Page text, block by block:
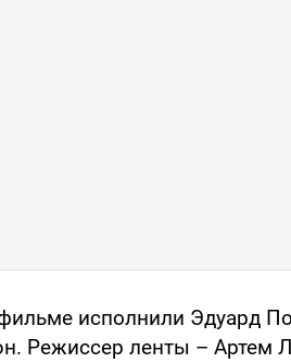
исполнили Эдуард
Режиссер ленты – Артем